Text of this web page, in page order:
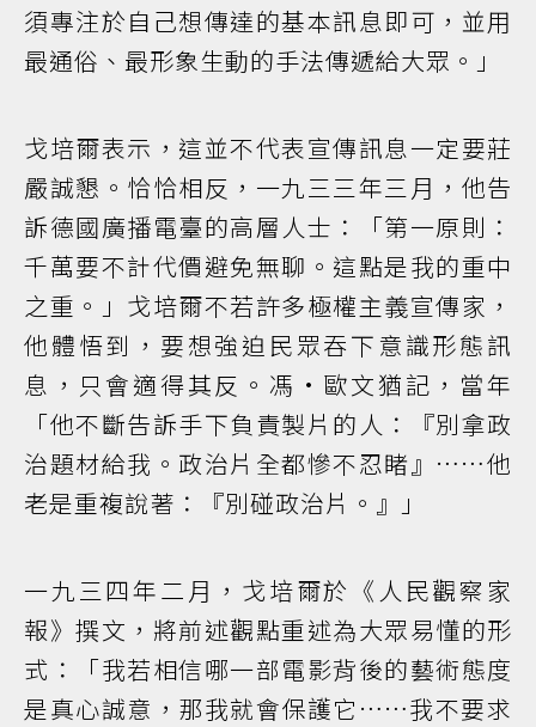
須專注於自己想傳達的基本訊息即可，並用
最通俗、最形象生動的手法傳遞給大眾。」
戈培爾表示，這並不代表宣傳訊息一定要莊
嚴誠懇。恰恰相反，一九三三年三月，他告
訴德國廣播電臺的高層人士：「第一原則：
千萬要不計代價避免無聊。這點是我的重中
之重。」戈培爾不若許多極權主義宣傳家，
他體悟到，要想強迫民眾吞下意識形態訊
息，只會適得其反。馮·歐文猶記，當年
「他不斷告訴手下負責製片的人：『別拿政
治題材給我。政治片全都慘不忍睹』……他
老是重複說著：『別碰政治片。』」
一九三四年二月，戈培爾於《人民觀察家
報》撰文，將前述觀點重述為大眾易懂的形
式：「我若相信哪一部電影背後的藝術態度
是真心誠意，那我就會保護它……我不要求